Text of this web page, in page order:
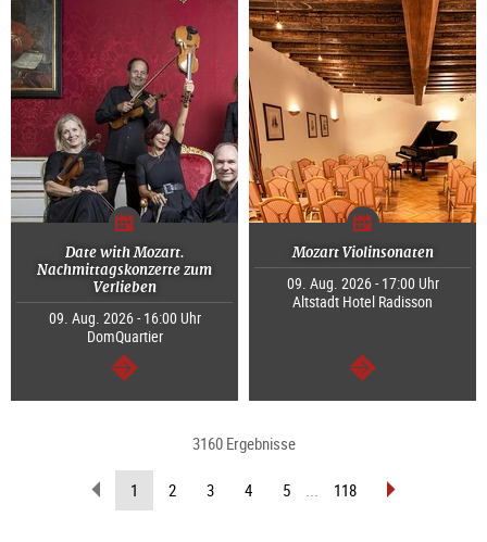
Date with Mozart.
Nachmittagskonzerte zum
Verlieben
09. Aug. 2026 - 16:00 Uhr
DomQuartier
weiter
Mozart Violinsonaten
09. Aug. 2026 - 17:00 Uhr
Altstadt Hotel Radisson
weiter
3160 Ergebnisse
zurückblättern
1 (aktuelle
Seite)
2 3 4 5 ... 118 vorblättern